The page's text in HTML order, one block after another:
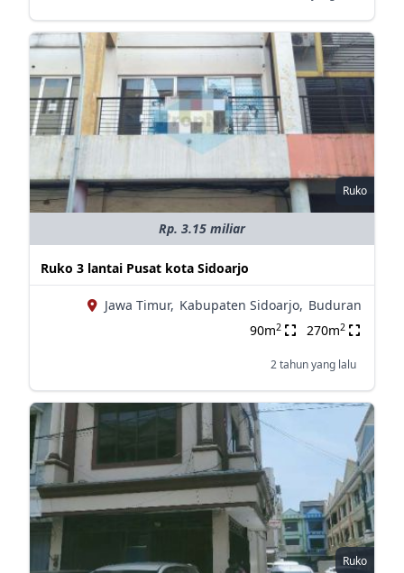
Ruko
Rp. 3.15 miliar
Ruko 3 lantai Pusat kota Sidoarjo
Jawa Timur, Kabupaten Sidoarjo, Buduran
90m2 270m2
2 tahun yang lalu
Ruko